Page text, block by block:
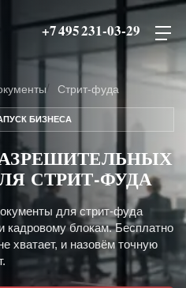
+7 495 231-03-29
Стрит-фуда
БИЗНЕСА
СТРИТ-ФУДА
для стрит-фуда
кадровому блокам. Бесплатно
хватает, и назовём точную